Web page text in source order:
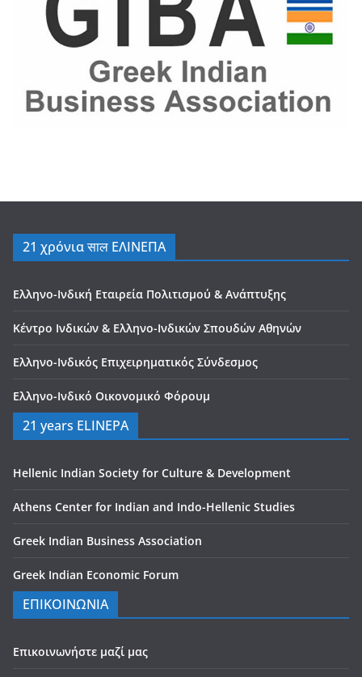
21 χρόνια साल ΕΛΙΝΕΠΑ
Ελληνο-Ινδική Εταιρεία Πολιτισμού & Ανάπτυξης
Κέντρο Ινδικών & Ελληνο-Ινδικών Σπουδών Αθηνών
Ελληνο-Ινδικός Επιχειρηματικός Σύνδεσμος
Ελληνο-Ινδικό Οικονομικό Φόρουμ
21 years ELINEPA
Hellenic Indian Society for Culture & Development
Athens Center for Indian and Indo-Hellenic Studies
Greek Indian Business Association
Greek Indian Economic Forum
ΕΠΙΚΟΙΝΩΝΙΑ
Επικοινωνήστε μαζί μας